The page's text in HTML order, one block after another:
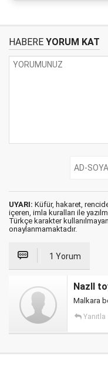
HABERE YORUM KAT
UYARI: Küfür, hakaret,
içeren, imla kuralları ile
Türkçe karakter
onaylanmamaktadır.
1 Yorum
Nazll
Malkara
Yanıtla